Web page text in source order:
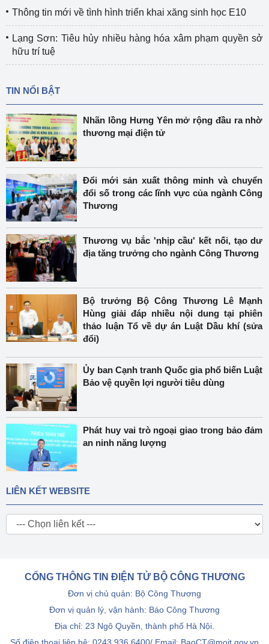
Thông tin mới về tình hình triển khai xăng sinh học E10
Lạng Sơn: Tiêu hủy nhiều hàng hóa xâm phạm quyền sở
hữu trí tuệ
TIN NỔI BẬT
Nhãn lồng Hưng Yên mở rộng đầu ra nhờ
thương mại điện tử
Đổi mới sản xuất thông minh và chuyển
đổi số trong các lĩnh vực của ngành Công
Thương
Thương vụ bắc 'nhịp cầu' kết nối, tạo dư
địa tăng trưởng cho ngành Công Thương
Bộ trưởng Bộ Công Thương Lê Mạnh
Hùng giải đáp nhiều nội dung tại phiên
thảo luận Tổ về dự án Luật Dầu khí (sửa
đổi)
Ủy ban Cạnh tranh Quốc gia phổ biến Luật
Bảo vệ quyền lợi người tiêu dùng
Phát huy vai trò ngoại giao trong bảo đảm
an ninh năng lượng
LIÊN KẾT WEBSITE
CỔNG THÔNG TIN ĐIỆN TỬ BỘ CÔNG THƯƠNG
Đơn vị chủ quản: Bộ Công Thương
Đơn vị quản lý, vận hành: Báo Công Thương
Địa chỉ: 23 Ngô Quyền, thành phố Hà Nội.